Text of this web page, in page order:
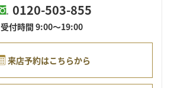
0120-503-855
受付時間 9:00～19:00
来店予約はこちらから